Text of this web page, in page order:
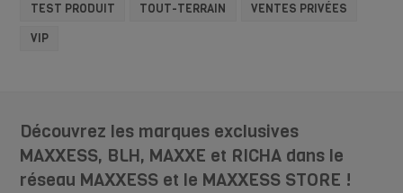
TEST PRODUIT
TOUT-TERRAIN
VENTES PRIVÉES
VIP
Découvrez les marques exclusives
MAXXESS, BLH, MAXXE et RICHA dans le
réseau MAXXESS et le MAXXESS STORE !